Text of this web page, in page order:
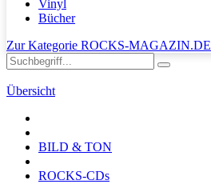
Vinyl
Bücher
Zur Kategorie ROCKS-MAGAZIN.DE
Übersicht
BILD & TON
ROCKS-CDs